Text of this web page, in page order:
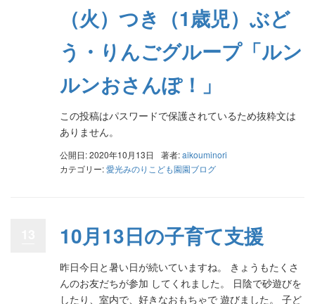
（火）つき（1歳児）ぶど
う・りんごグループ「ルン
ルンおさんぽ！」
この投稿はパスワードで保護されているため抜粋文は
ありません。
公開日: 2020年10月13日 著者:aikouminori
カテゴリー:愛光みのりこども園園ブログ
10月13日の子育て支援
昨日今日と暑い日が続いていますね。 きょうもたくさ
んのお友だちが参加 してくれました。 日陰で砂遊びを
したり、室内で、好きなおもちゃで 遊びました。 子ど